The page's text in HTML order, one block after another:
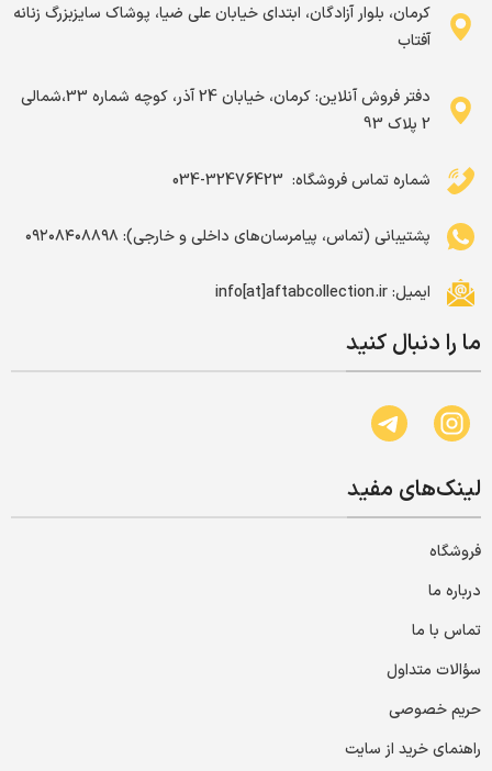
کرمان، بلوار آزادگان، ابتدای خیابان علی ضیا، پوشاک سایزبزرگ زنانه
آفتاب
دفتر فروش آنلاین: کرمان، خیابان 24 آذر، کوچه شماره 33،شمالی
2 پلاک 93
شماره تماس فروشگاه: ‌ 32476423-034
پشتیبانی (تماس، پیامرسان‌های داخلی و خارجی): ۰۹۲۰۸۴۰۸۸۹۸
ایمیل: info[at]aftabcollection.ir
ما را دنبال کنید
لینک‌های مفید
فروشگاه
درباره ما
تماس با ما
سؤالات متداول
حریم خصوصی
راهنمای خرید از سایت